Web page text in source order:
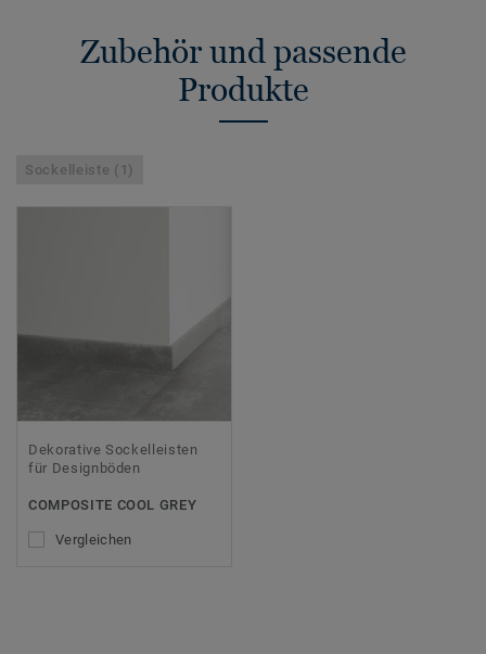
Zubehör und passende
Produkte
Sockelleiste (1)
Dekorative Sockelleisten
für Designböden
COMPOSITE COOL GREY
Vergleichen